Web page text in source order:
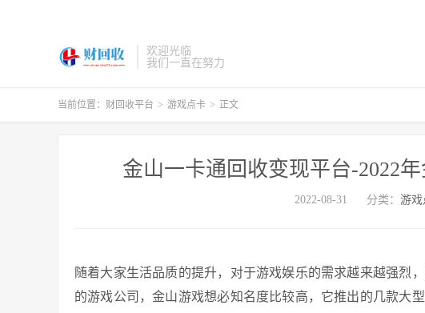
欢迎光临
我们一直在努力
当前位置： 财回收平台 > 游戏点卡 > 正文
金山一卡通回收变现平台-2022
2022-08-31 分类： 游戏
随着大家生活品质的提升，对于游戏娱乐的需求越来越强烈
的游戏公司，金山游戏想必知名度比较高，它推出的几款大